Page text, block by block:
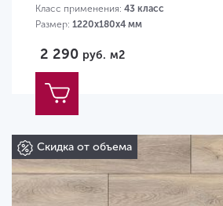
Класс применения: 43 класс
Размер: 1220х180х4 мм
2 290 руб. м2
Скидка от объема